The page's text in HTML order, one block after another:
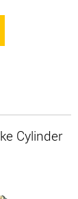
Cylinder